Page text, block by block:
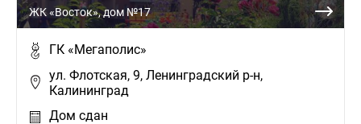
ЖК «Восток», дом №17
ГК «Мегаполис»
ул. Флотская, 9, Ленинградский р-н,
Калининград
Дом сдан